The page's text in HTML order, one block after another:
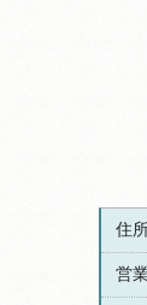
住
営